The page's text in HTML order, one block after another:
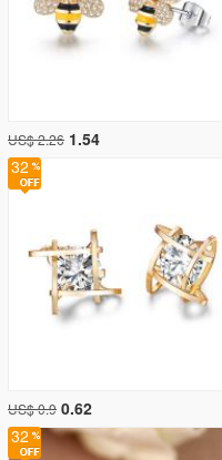
US$ 2.26 1.54
32
US$ 0.9 0.62
32